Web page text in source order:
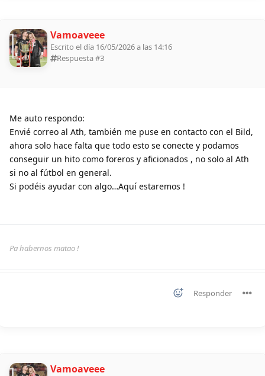
Vamoaveee
Escrito el día 16/05/2026 a las 14:16
Respuesta #3
Me auto respondo:
Envié correo al Ath, también me puse en contacto con el Bild,
ahora solo hace falta que todo esto se conecte y podamos
conseguir un hito como foreros y aficionados , no solo al Ath
si no al fútbol en general.
Si podéis ayudar con algo…Aquí estaremos !
Pa habernos matao !
Responder
Vamoaveee